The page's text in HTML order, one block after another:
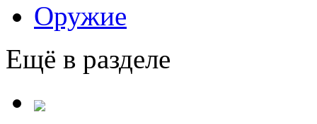
Оружие
Ещё в разделе